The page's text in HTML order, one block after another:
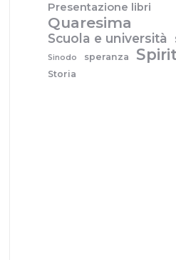
Presentazione libri
Quaresima
Scuola e università
Sinodo speranza
Storia